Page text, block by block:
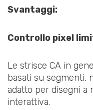
Svantaggi:
Controllo pixel
Le strisce CA in
basati su segmenti,
adatto per disegni a
interattiva.